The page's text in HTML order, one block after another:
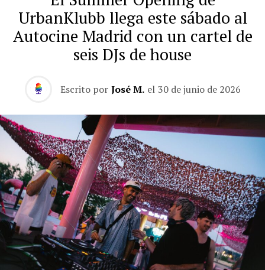
UrbanKlubb llega este sábado al
Autocine Madrid con un cartel de
seis DJs de house
Escrito por José M. el 30 de junio de 2026